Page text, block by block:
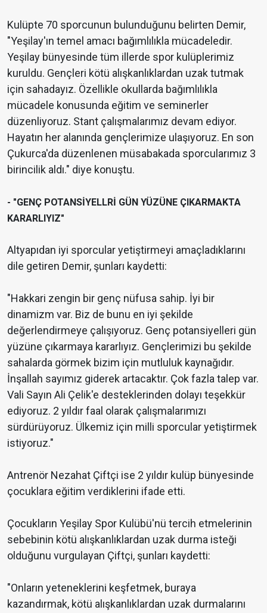
Kulüpte 70 sporcunun bulunduğunu belirten Demir,
"Yeşilay'ın temel amacı bağımlılıkla mücadeledir.
Yeşilay bünyesinde tüm illerde spor kulüplerimiz
kuruldu. Gençleri kötü alışkanlıklardan uzak tutmak
için sahadayız. Özellikle okullarda bağımlılıkla
mücadele konusunda eğitim ve seminerler
düzenliyoruz. Stant çalışmalarımız devam ediyor.
Hayatın her alanında gençlerimize ulaşıyoruz. En son
Çukurca'da düzenlenen müsabakada sporcularımız 3
birincilik aldı." diye konuştu.
- "GENÇ POTANSİYELLRİ GÜN YÜZÜNE ÇIKARMAKTA
KARARLIYIZ"
Altyapıdan iyi sporcular yetiştirmeyi amaçladıklarını
dile getiren Demir, şunları kaydetti:
"Hakkari zengin bir genç nüfusa sahip. İyi bir
dinamizm var. Biz de bunu en iyi şekilde
değerlendirmeye çalışıyoruz. Genç potansiyelleri gün
yüzüne çıkarmaya kararlıyız. Gençlerimizi bu şekilde
sahalarda görmek bizim için mutluluk kaynağıdır.
İnşallah sayımız giderek artacaktır. Çok fazla talep var.
Vali Sayın Ali Çelik'e desteklerinden dolayı teşekkür
ediyoruz. 2 yıldır faal olarak çalışmalarımızı
sürdürüyoruz. Ülkemiz için milli sporcular yetiştirmek
istiyoruz."
Antrenör Nezahat Çiftçi ise 2 yıldır kulüp bünyesinde
çocuklara eğitim verdiklerini ifade etti.
Çocukların Yeşilay Spor Kulübü'nü tercih etmelerinin
sebebinin kötü alışkanlıklardan uzak durma isteği
olduğunu vurgulayan Çiftçi, şunları kaydetti:
"Onların yeteneklerini keşfetmek, buraya
kazandırmak, kötü alışkanlıklardan uzak durmalarını